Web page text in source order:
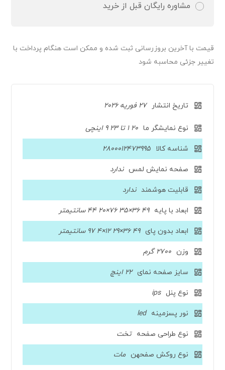
مشاوره رایگان قبل از خرید
قیمت‌ با آخرین بروزرسانی ثبت شده و ممکن است هنگام پرداخت با
تغییر جزئی محاسبه شود
تاریخ انتشار 27 فوریه 2026
نوع نمایشگر ما 20 1 تا 23 9 اینچی
شناسه کالا 2800012473995
صفحه نمایش لمس ندارد
قابلیت هوشمند ندارد
ابعاد با پایه 49 36×35 76×20 44 سانتیمتر
ابعاد بدون پای 49 36×29 12×4 97 سانتیمتر
وزن 2700 گرم
سایز صفحه نمای 22 اینچ
نوع پنل ips
نور پسزمینه led
نوع طراحی صفحه تخت
نوع روکش صفحهن مات